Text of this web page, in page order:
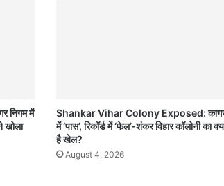
निगम में
खोला
Shankar Vihar Colony Exposed:
में ‘पास’, रिकॉर्ड में ‘फेल’-शंकर विहार कॉलोनी का
है खेल?
August 4, 2026